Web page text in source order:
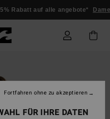
Rabatt auf alle angebote* Damen
FÜR IHRE DATEN
Fortfahren ohne zu akzeptieren